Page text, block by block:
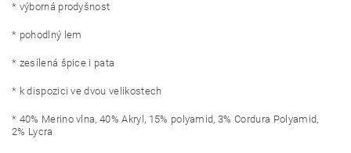
* výborná prodyšnost
* pohodlný lem
* zesílená špice i pata
* k dispozici ve dvou velikostech
* 40% Merino vlna, 40% Akryl, 15% polyamid, 3% Cordura Polyamid,
2% Lycra